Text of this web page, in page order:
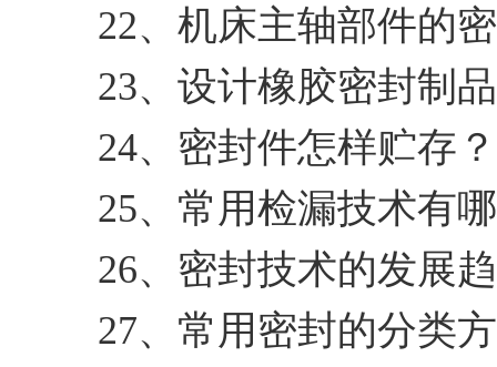
22、机床主轴部件的
23、设计橡胶密封制
24、密封件怎样贮存？
25、常用检漏技术有
26、密封技术的发展
27、常用密封的分类